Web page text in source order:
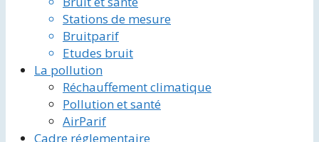
Stations de mesure
Bruitparif
Etudes bruit
La pollution
Réchauffement climatique
Pollution et santé
AirParif
Cadre réglementaire